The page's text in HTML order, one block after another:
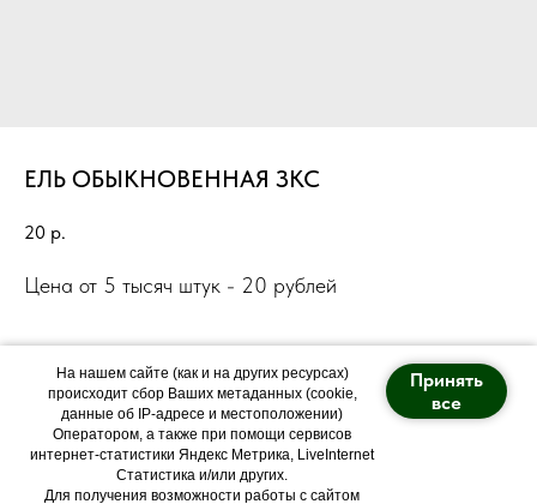
ЕЛЬ ОБЫКНОВЕННАЯ ЗКС
20 р.
Цена от 5 тысяч штук - 20 рублей
Политика конфиденциальности
Питомник "Арт Forest"
На нашем сайте (как и на других ресурсах)
происходит сбор Ваших метаданных (cookie,
данные об IP-адресе и местоположении)
Оператором, а также при помощи сервисов
интернет-статистики Яндекс Метрика, LiveInternet
Статистика и/или других.
Для получения возможности работы с сайтом
Принять
все